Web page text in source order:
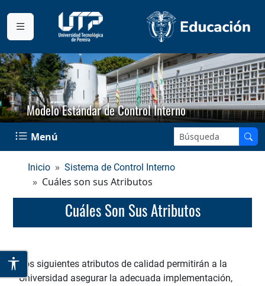
Modelo Estándar de Control Interno
Menú Buscar en el sitio:
Inicio Sistema de Control Interno
Cuáles son sus Atributos
Cuáles Son Sus Atributos
Los siguientes atributos de calidad permitirán a la
Universidad asegurar la adecuada implementación,